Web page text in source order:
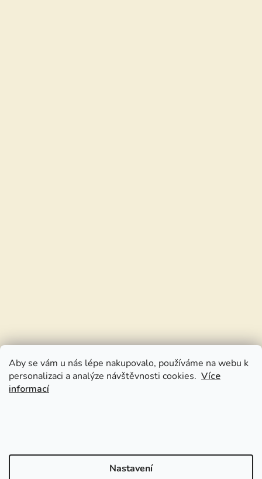
Aby se vám u nás lépe nakupovalo, používáme na webu k
personalizaci a analýze návštěvnosti cookies. Více
informací
Nastavení